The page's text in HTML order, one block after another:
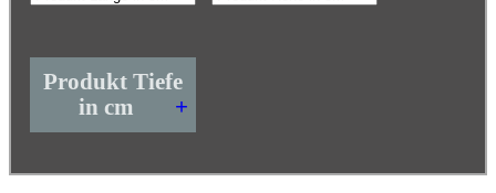
Produkt Tiefe
in cm
+